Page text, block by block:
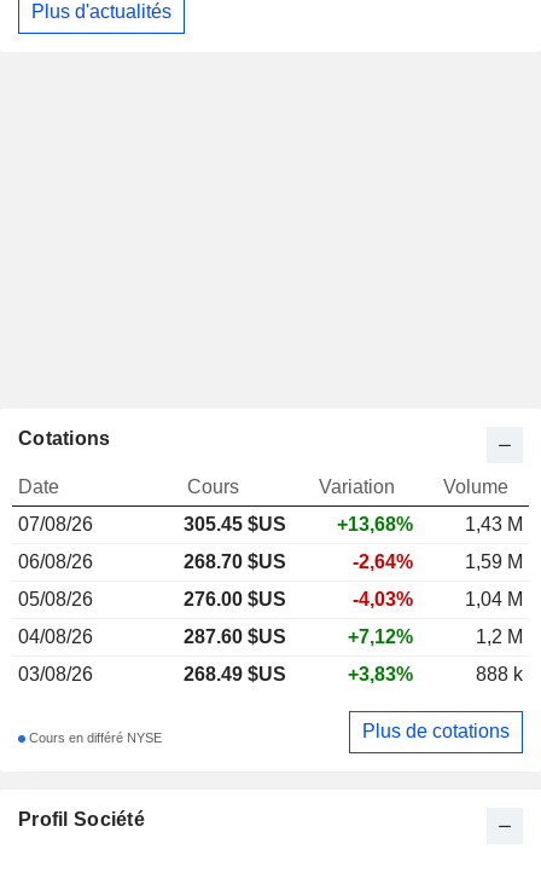
Plus d'actualités
Profil Société
Cotations
Date Cours Variation
Volume
07/08/26
305.45 $US +13,68%
1,43 M
06/08/26
268.70 $US -2,64%
1,59 M
05/08/26
276.00 $US -4,03%
1,04 M
04/08/26
287.60 $US +7,12%
1,2 M
03/08/26
268.49 $US +3,83% 888 k
Cours en différé NYSE Plus de cotations